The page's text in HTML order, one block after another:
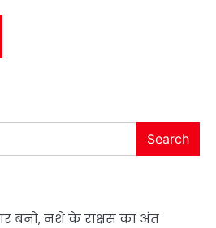
Search
बनो, नशे के राक्षस का अंत